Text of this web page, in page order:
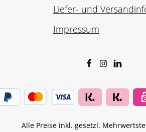
Liefer- und
Impressum
Alle Preise inkl. gesetzl.